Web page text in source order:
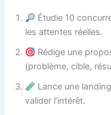
Étudie 10
les attentes réelles.
Rédige une
(problème, cible,
Lance une
valider l’intérêt.